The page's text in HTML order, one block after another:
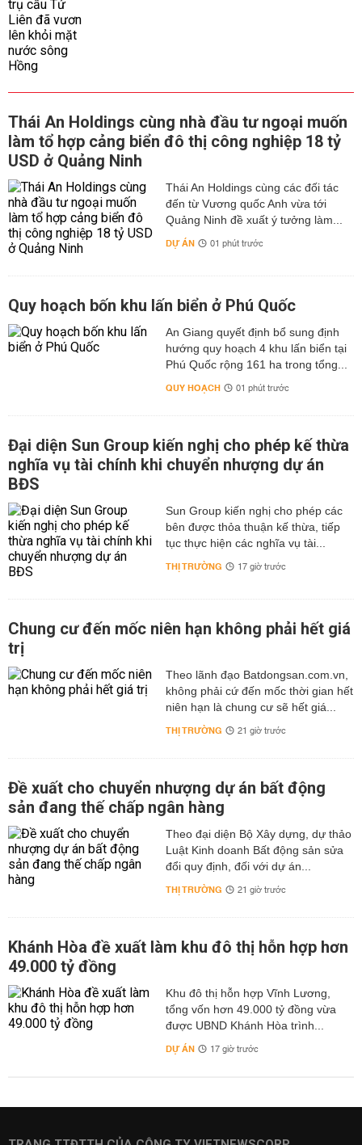
Thái An Holdings cùng nhà đầu tư ngoại muốn
làm tổ hợp cảng biển đô thị công nghiệp 18 tỷ
USD ở Quảng Ninh
Thái An Holdings cùng các đối tác
đến từ Vương quốc Anh vừa tới
Quảng Ninh đề xuất ý tưởng làm...
DỰ ÁN 01 phút trước
Quy hoạch bốn khu lấn biển ở Phú Quốc
An Giang quyết định bổ sung định
hướng quy hoạch 4 khu lấn biển tại
Phú Quốc rộng 161 ha trong tổng...
QUY HOẠCH 01 phút trước
Đại diện Sun Group kiến nghị cho phép kế thừa
nghĩa vụ tài chính khi chuyển nhượng dự án
BĐS
Sun Group kiến nghị cho phép các
bên được thỏa thuận kế thừa, tiếp
tục thực hiện các nghĩa vụ tài...
THỊ TRƯỜNG 17 giờ trước
Chung cư đến mốc niên hạn không phải hết giá
trị
Theo lãnh đạo Batdongsan.com.vn,
không phải cứ đến mốc thời gian hết
niên hạn là chung cư sẽ hết giá...
THỊ TRƯỜNG 21 giờ trước
Đề xuất cho chuyển nhượng dự án bất động
sản đang thế chấp ngân hàng
Theo đại diện Bộ Xây dựng, dự thảo
Luật Kinh doanh Bất động sản sửa
đổi quy định, đối với dự án...
THỊ TRƯỜNG 21 giờ trước
Khánh Hòa đề xuất làm khu đô thị hỗn hợp hơn
49.000 tỷ đồng
Khu đô thị hỗn hợp Vĩnh Lương,
tổng vốn hơn 49.000 tỷ đồng vừa
được UBND Khánh Hòa trình...
DỰ ÁN 17 giờ trước